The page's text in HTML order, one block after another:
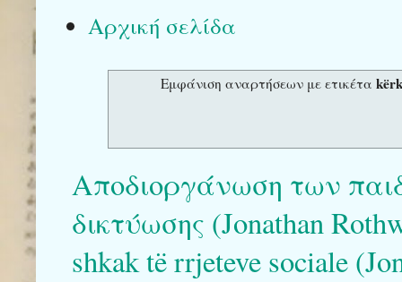
Αρχική σελίδα
Εμφάνιση αναρτήσεων με ετικέτα
Αποδιοργάνωση των
δικτύωσης (Jonathan
shkak të rrjeteve sociale